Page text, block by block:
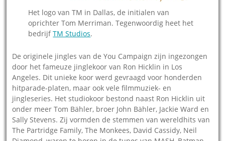
Het logo van TM in Dallas, de initialen van
oprichter Tom Merriman. Tegenwoordig heet het
bedrijfTM Studios.
De originele jingles van de You Campaign zijn ingezongen
door het fameuze jinglekoor van Ron Hicklin in Los
Angeles. Dit unieke koor werd gevraagd voor honderden
hitparade-platen, maar ook vele filmmuziek- en
jingleseries. Het studiokoor bestond naast Ron Hicklin uit
onder meer Tom Bähler, broer John Bähler, Jackie Ward en
Sally Stevens. Zij vormden de stemmen van wereldhits van
The Partridge Family, The Monkees, David Cassidy, Neil